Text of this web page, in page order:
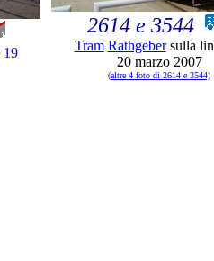
19
2614 e 3544
Tram Rathgebersulla
20 marzo 2007
(altre 4 foto di 2614 e 3544)